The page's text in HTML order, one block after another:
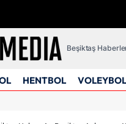
Beşiktaş
HENTBOL VOLEYBOL